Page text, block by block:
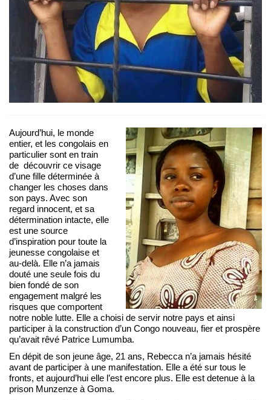
Aujourd’hui, le monde
entier, et les congolais en
particulier sont en train
de découvrir ce visage
d’une fille déterminée à
changer les choses dans
son pays. Avec son
regard innocent, et sa
détermination intacte, elle
est une source
d’inspiration pour toute la
jeunesse congolaise et
au-delà. Elle n’a jamais
douté une seule fois du
bien fondé de son
engagement malgré les
risques que comportent
notre noble lutte. Elle a choisi de servir notre pays et ainsi
participer à la construction d’un Congo nouveau, fier et prospère
qu’avait rêvé Patrice Lumumba.
En dépit de son jeune âge, 21 ans, Rebecca n’a jamais hésité
avant de participer à une manifestation. Elle a été sur tous le
fronts, et aujourd’hui elle l’est encore plus. Elle est detenue à la
prison Munzenze à Goma.